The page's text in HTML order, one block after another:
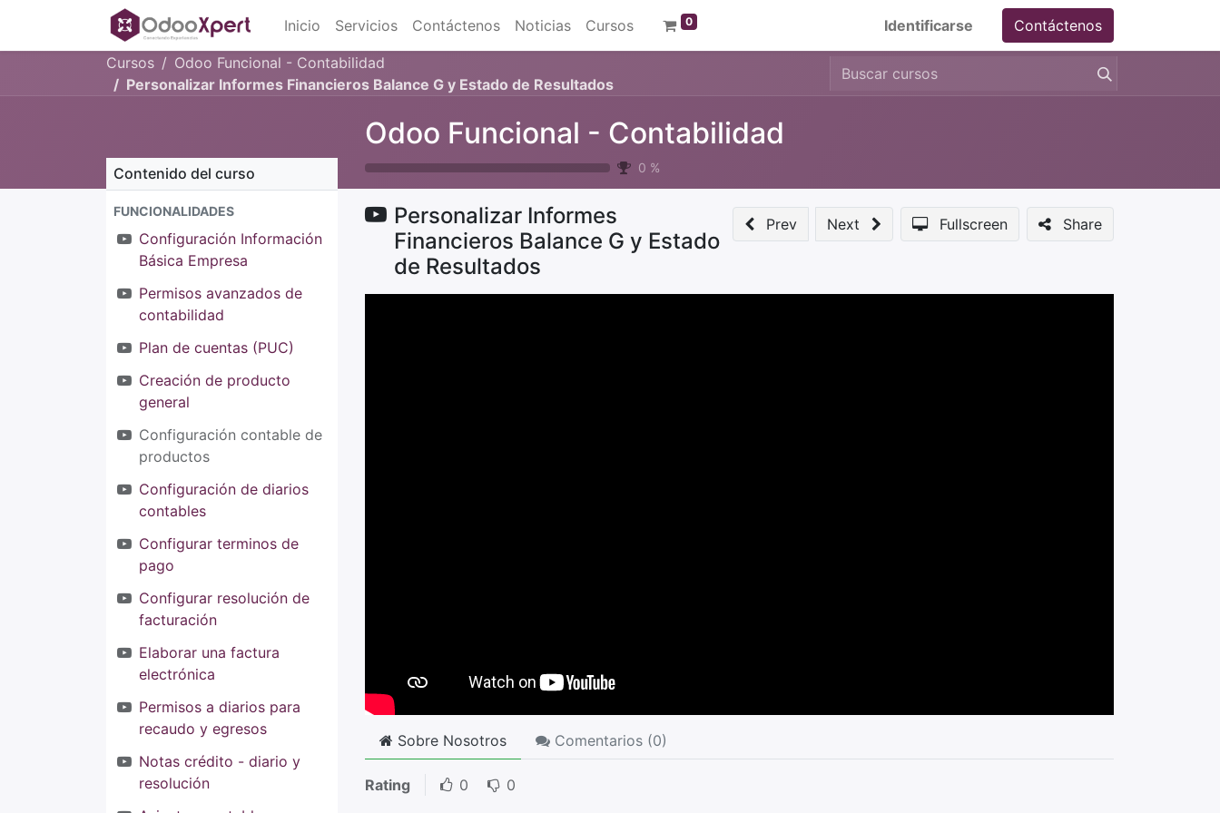
Inicio Servicios Contáctenos Noticias Cursos 0 Identificarse Contáctenos
Cursos
Odoo Funcional - Contabilidad
Personalizar Informes Financieros Balance G y Estado de Resultados
Odoo Funcional - Contabilidad
0 %
Contenido del curso
FUNCIONALIDADES
Configuración Información
Básica Empresa
Permisos avanzados de
contabilidad
Plan de cuentas (PUC)
Creación de producto
general
Configuración contable de
productos
Configuración de diarios
contables
Configurar terminos de
pago
Configurar resolución de
facturación
Elaborar una factura
electrónica
Permisos a diarios para
recaudo y egresos
Notas crédito - diario y
resolución
Personalizar Informes
Financieros Balance G y Estado
de Resultados
Prev Next Fullscreen Share
Sobre Nosotros Comentarios (0)
Rating 0 0